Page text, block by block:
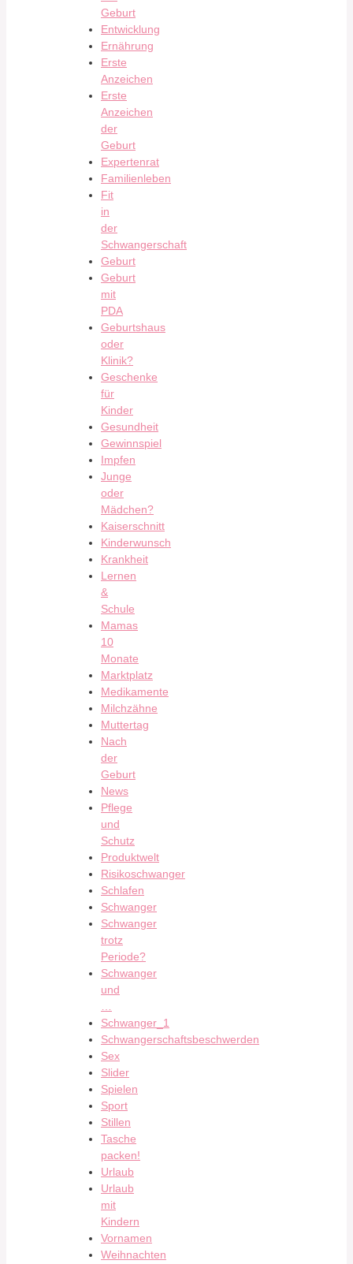
Geburt
Entwicklung
Ernährung
Erste
Anzeichen
Erste
Anzeichen
der
Geburt
Expertenrat
Familienleben
Fit
in
der
Schwangerschaft
Geburt
Geburt
mit
PDA
Geburtshaus
oder
Klinik?
Geschenke
für
Kinder
Gesundheit
Gewinnspiel
Impfen
Junge
oder
Mädchen?
Kaiserschnitt
Kinderwunsch
Krankheit
Lernen
&
Schule
Mamas
10
Monate
Marktplatz
Medikamente
Milchzähne
Muttertag
Nach
der
Geburt
News
Pflege
und
Schutz
Produktwelt
Risikoschwanger
Schlafen
Schwanger
Schwanger
trotz
Periode?
Schwanger
und
Schwanger_1
Schwangerschaftsbeschwerden
Sex
Slider
Spielen
Sport
Stillen
Tasche
packen!
Urlaub
Urlaub
mit
Kindern
Vornamen
Weihnachten